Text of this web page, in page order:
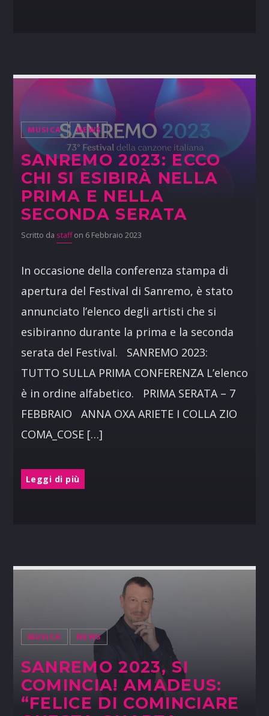
MUSICA NEWS
SANREMO 2023: ECCO
CHI SI ESIBIRÀ NELLA
PRIMA E NELLA
SECONDA SERATA
Scritto da staffon 6 Febbraio 2023
In occasione della conferenza stampa di
apertura del Festival di Sanremo, è stato
annunciato l’elenco degli artisti che si
esibiranno durante la prima e la seconda
serata del Festival. SANREMO 2023:
TUTTO SULLA PRIMA CONFERENZA L’elenco
è in ordine alfabetico. PRIMA SERATA – 7
FEBBRAIO ANNA OXA ARIETE I COLLA ZIO
COMA_COSE […]
Leggi di più
MUSICA NEWS
SANREMO 2023, SI
COMINCIA! AMADEUS:
“FELICE DI COMINCIARE